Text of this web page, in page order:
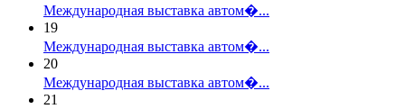
Международная выставка автом�...
19
Международная выставка автом�...
20
Международная выставка автом�...
21